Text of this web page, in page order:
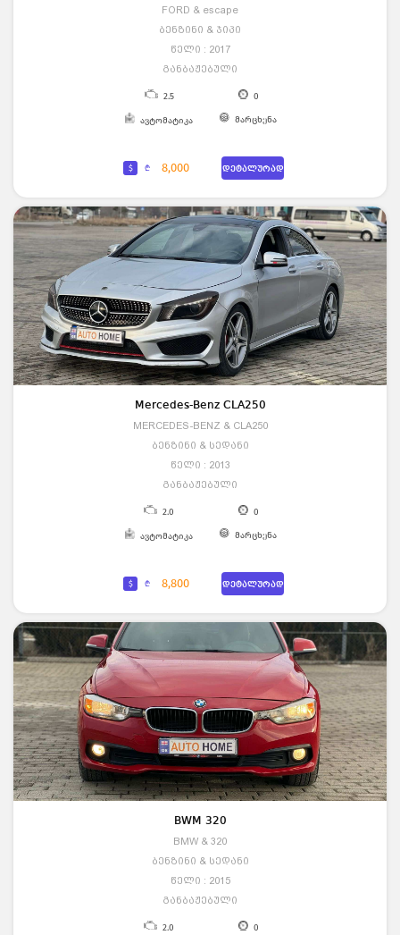
FORD & escape
ბენზინი & ჯიპი
წელი : 2017
განბაჟებული
2.5 0
ავტომატიკა მარცხენა
$ ₾ 8,000 დეტალურად
Mercedes-Benz CLA250
MERCEDES-BENZ & CLA250
ბენზინი & სედანი
წელი : 2013
განბაჟებული
2.0 0
ავტომატიკა მარცხენა
$ ₾ 8,800 დეტალურად
BWM 320
BMW & 320
ბენზინი & სედანი
წელი : 2015
განბაჟებული
2.0 0